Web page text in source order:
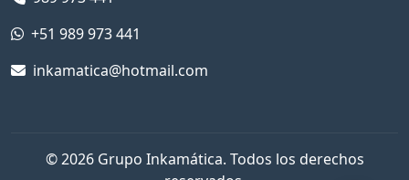
© 2026 Grupo Inkamática. Todos los derechos